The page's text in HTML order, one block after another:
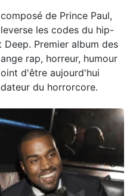
de Prince Paul,
les codes du hip-
Premier album des
rap, horreur, humour
d'être aujourd'hui
du horrorcore.